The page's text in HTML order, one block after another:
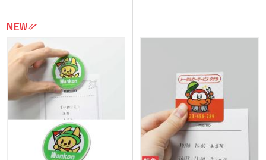
かわいらしい手のひらサイズで、お子さ
まから大人まで幅広い年齢層の方に喜ば
れますよ。ショップのオリジナルグッズ
や同人グッズ、飲食店のロゴを印刷した
オープン記念品などにいかがでしょう
か。丸型・四角型からお好きな形状をお
選びいただけます。
イブ・イベントグッズとしてはもちろ